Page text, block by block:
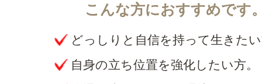
どっしりと自信を持って生きた
自身の立ち位置を強化したい方。